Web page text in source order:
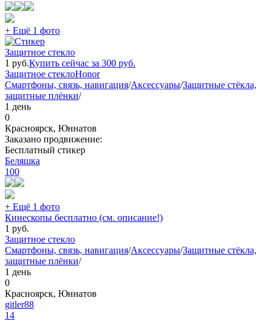
+ Ещё 1 фото
Защитное стекло
1 руб.Купить сейчас за 300 руб.
Защитное стеклоHonor
Смартфоны, связь, навигация/Аксессуары/Защитные стёкла,
защитные плёнки/
1 день
0
Красноярск, Юннатов
Заказано продвижение:
Бесплатный стикер
Беляшка
100
+ Ещё 1 фото
Кинескопы бесплатно (см. описание!)
1 руб.
Защитное стекло
Смартфоны, связь, навигация/Аксессуары/Защитные стёкла,
защитные плёнки/
1 день
0
Красноярск, Юннатов
gitler88
14